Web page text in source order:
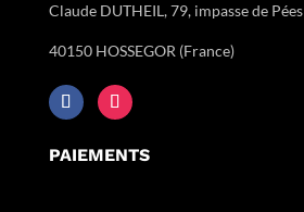
Claude DUTHEIL, 79, impasse de Pées
40150 HOSSEGOR (France)
PAIEMENTS